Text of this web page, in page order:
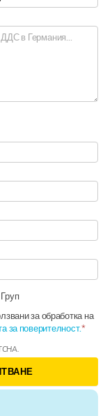
за обработка на
за поверителност.